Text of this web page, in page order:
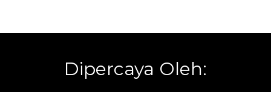
Dipercaya Oleh: